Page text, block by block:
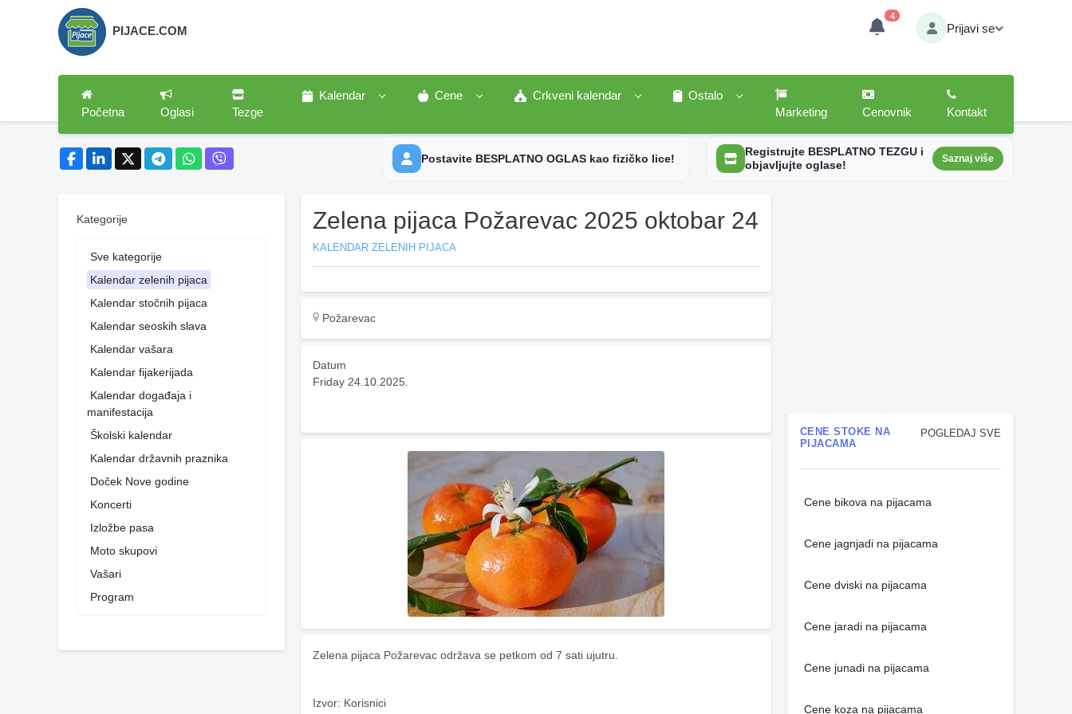
PIJACE.COM
4
Prijavi se
Početna Oglasi Tezge
Kalendar Cene Crkveni kalendar
Ostalo
Marketing
Cenovnik Kontakt
Postavite BESPLATNO OGLAS kao fizičko lice!
Registrujte BESPLATNO TEZGU i
objavljujte oglase!
Saznaj više
Kategorije
Sve kategorije
Kalendar zelenih pijaca
Kalendar stočnih pijaca
Kalendar seoskih slava
Kalendar vašara
Kalendar fijakerijada
Kalendar događaja i
manifestacija
Školski kalendar
Kalendar državnih praznika
Doček Nove godine
Koncerti
Izložbe pasa
Moto skupovi
Vašari
Program
Zelena pijaca Požarevac 2025 oktobar 24
KALENDAR ZELENIH PIJACA
Požarevac
Datum
Friday 24.10.2025.
Zelena pijaca Požarevac održava se petkom od 7 sati ujutru.
Izvor: Korisnici
POGLEDAJ SVE
CENE STOKE NA
PIJACAMA
Cene bikova na pijacama
Cene jagnjadi na pijacama
Cene dviski na pijacama
Cene jaradi na pijacama
Cene junadi na pijacama
Cene koza na pijacama